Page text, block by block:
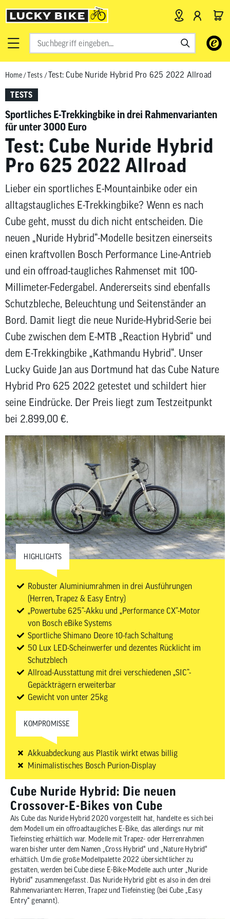
Verwende
Pfeile
nach
unten,
das
Drücke
die
um
zum
zu
gelangen.
von
können
und
Home/Tests /Test: Cube Nuride Hybrid Pro 625 2022 Allroad
TESTS
Sportliches E-Trekkingbike in drei Rahmenvarianten
für unter 3000 Euro
Test: Cube Nuride Hybrid
Pro 625 2022 Allroad
Lieber ein sportliches E-Mountainbike oder ein
alltagstaugliches E-Trekkingbike? Wenn es nach
Cube geht, musst du dich nicht entscheiden. Die
neuen „Nuride Hybrid“-Modelle besitzen einerseits
einen kraftvollen Bosch Performance Line-Antrieb
und ein offroad-taugliches Rahmenset mit 100-
Millimeter-Federgabel. Andererseits sind ebenfalls
Schutzbleche, Beleuchtung und Seitenständer an
Bord. Damit liegt die neue Nuride-Hybrid-Serie bei
Cube zwischen dem E-MTB „Reaction Hybrid“ und
dem E-Trekkingbike „Kathmandu Hybrid“. Unser
Lucky Guide Jan aus Dortmund hat das Cube Nature
Hybrid Pro 625 2022 getestet und schildert hier
seine Eindrücke. Der Preis liegt zum Testzeitpunkt
bei 2.899,00 €.
HIGHLIGHTS
Robuster Aluminiumrahmen in drei Ausführungen
(Herren, Trapez & Easy Entry)
„Powertube 625“-Akku und „Performance CX“-Motor
von Bosch eBike Systems
Sportliche Shimano Deore 10-fach Schaltung
50 Lux LED-Scheinwerfer und dezentes Rücklicht im
Schutzblech
Allroad-Ausstattung mit drei verschiedenen „SIC“-
Gepäckträgern erweiterbar
Gewicht von unter 25kg
KOMPROMISSE
Akkuabdeckung aus Plastik wirkt etwas billig
Minimalistisches Bosch Purion-Display
Cube Nuride Hybrid: Die neuen
Crossover-E-Bikes von Cube
Als Cube das Nuride Hybrid 2020 vorgestellt hat, handelte es sich bei
dem Modell um ein offroadtaugliches E-Bike, das allerdings nur mit
Tiefeinstieg erhältlich war. Modelle mit Trapez- oder Herrenrahmen
waren bisher unter dem Namen „Cross Hybrid“ und „Nature Hybrid“
erhältlich. Um die große Modellpalette 2022 übersichtlicher zu
gestalten, werden bei Cube diese E-Bike-Modelle auch unter „Nuride
Hybrid“ zusammengefasst. Das Nuride Hybrid gibt es also in den drei
Rahmenvarianten: Herren, Trapez und Tiefeinstieg (bei Cube „Easy
Entry“ genannt).